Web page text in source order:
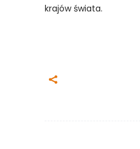
krajów świata.